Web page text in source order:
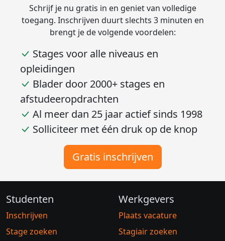
Schrijf je nu gratis in en geniet van volledige
toegang. Inschrijven duurt slechts 3 minuten en
brengt je de volgende voordelen:
Stages voor alle niveaus en
opleidingen
Blader door 2000+ stages en
afstudeeropdrachten
Al meer dan 25 jaar actief sinds 1998
Solliciteer met één druk op de knop
Gratis inschrijven
Studenten
Inschrijven
Stage zoeken
Werkgevers
Plaats vacature
Stagiair zoeken